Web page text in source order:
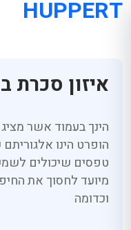
HUPPERT
איזון סכרת
הינך בעמוד אשר
הופרט הינו
טפסים שיכולים
מיועד לחסוך את
וכדומה